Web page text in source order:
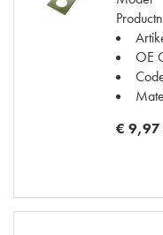
OE
€ 9,97